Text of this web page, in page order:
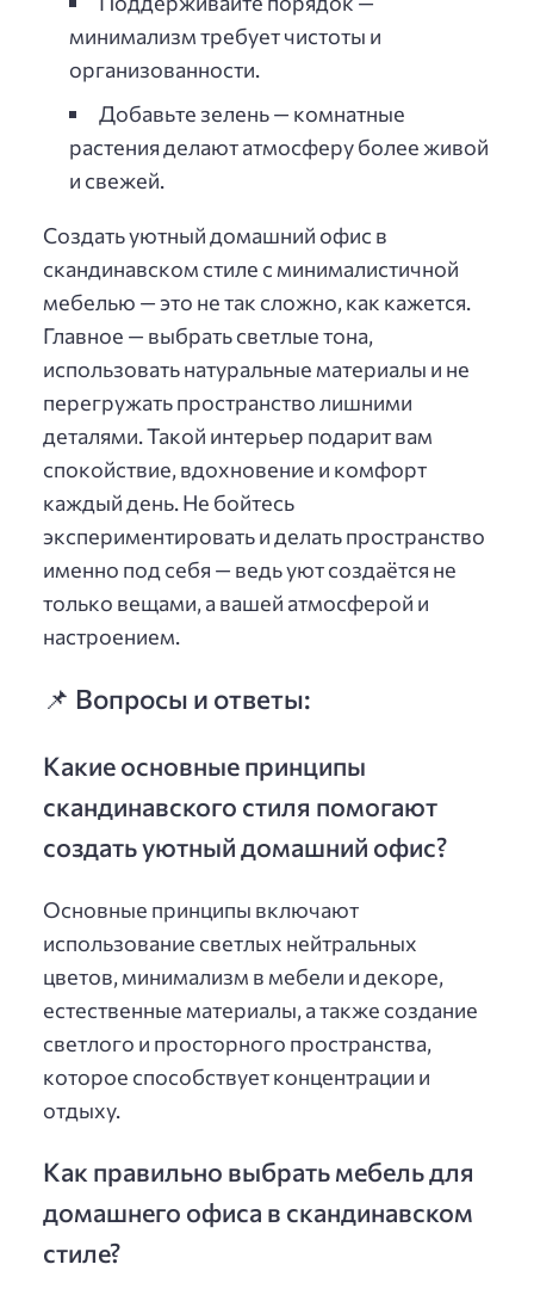
минимализм требует чистоты и
организованности.
Добавьте зелень — комнатные
растения делают атмосферу более живой
и свежей.
Создать уютный домашний офис в
скандинавском стиле с минималистичной
мебелью — это не так сложно, как кажется.
Главное — выбрать светлые тона,
использовать натуральные материалы и не
перегружать пространство лишними
деталями. Такой интерьер подарит вам
спокойствие, вдохновение и комфорт
каждый день. Не бойтесь
экспериментировать и делать пространство
именно под себя — ведь уют создаётся не
только вещами, а вашей атмосферой и
настроением.
📌 Вопросы и ответы:
Какие основные принципы
скандинавского стиля помогают
создать уютный домашний офис?
Основные принципы включают
использование светлых нейтральных
цветов, минимализм в мебели и декоре,
естественные материалы, а также создание
светлого и просторного пространства,
которое способствует концентрации и
отдыху.
Как правильно выбрать мебель для
домашнего офиса в скандинавском
стиле?